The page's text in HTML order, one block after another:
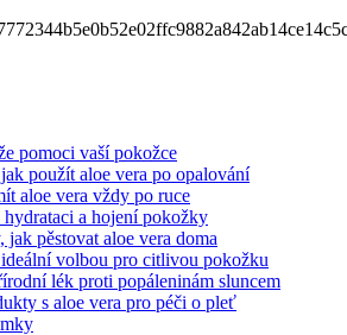
pomoci vaší ⁣pokožce
použít aloe vera po opalování
aloe vera vždy po⁣ ruce
​a hojení pokožky
jak pěstovat​ aloe⁢ vera doma
volbou pro citlivou pokožku
lék‌ proti popáleninám sluncem
s aloe⁤ vera pro péči​ o pleť